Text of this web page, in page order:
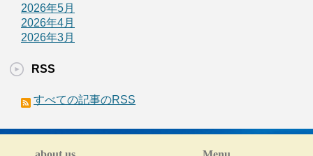
2026年5月
2026年4月
2026年3月
RSS
すべての記事のRSS